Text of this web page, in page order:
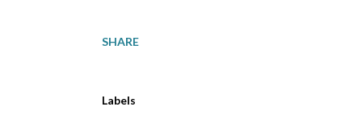
SHARE
Labels